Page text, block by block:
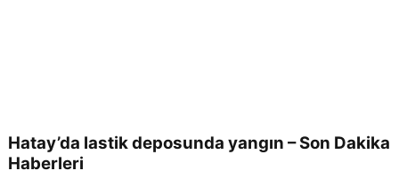
Hatay’da lastik deposunda yangın – Son Dakika
Haberleri